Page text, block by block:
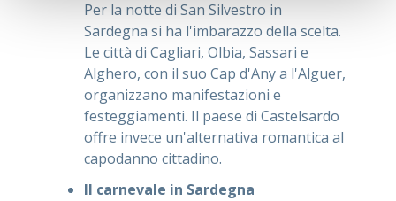
Per la notte di San Silvestro in
Sardegna si ha l'imbarazzo della scelta.
Le città di Cagliari, Olbia, Sassari e
Alghero, con il suo Cap d'Any a l'Alguer,
organizzano manifestazioni e
festeggiamenti. Il paese di Castelsardo
offre invece un'alternativa romantica al
capodanno cittadino.
Il carnevale in Sardegna